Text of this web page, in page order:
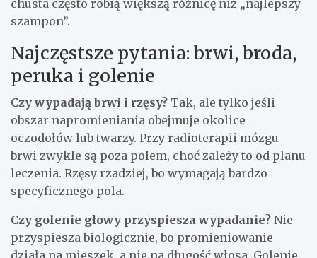
chusta często robią większą różnicę niż „najlepszy
szampon”.
Najczęstsze pytania: brwi, broda,
peruka i golenie
Czy wypadają brwi i rzęsy? Tak, ale tylko jeśli
obszar napromieniania obejmuje okolice
oczodołów lub twarzy. Przy radioterapii mózgu
brwi zwykle są poza polem, choć zależy to od planu
leczenia. Rzęsy rzadziej, bo wymagają bardzo
specyficznego pola.
Czy golenie głowy przyspiesza wypadanie? Nie
przyspiesza biologicznie, bo promieniowanie